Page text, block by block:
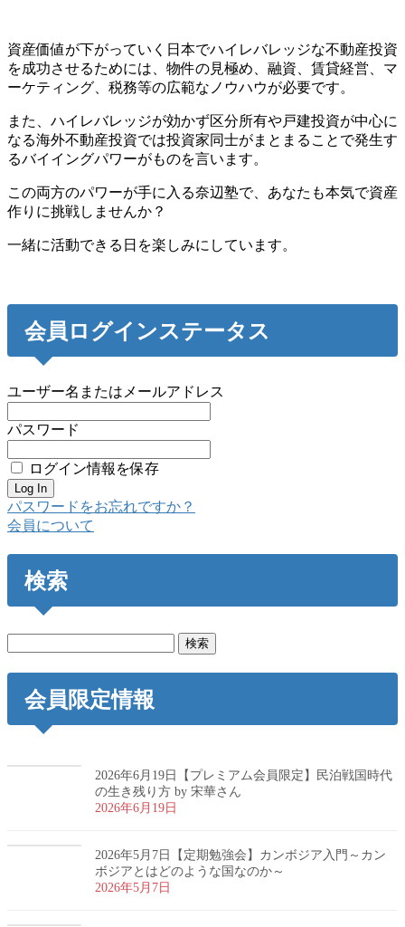
資産価値が下がっていく日本でハイレバレッジな不動産投資
を成功させるためには、物件の見極め、融資、賃貸経営、マ
ーケティング、税務等の広範なノウハウが必要です。
また、ハイレバレッジが効かず区分所有や戸建投資が中心に
なる海外不動産投資では投資家同士がまとまることで発生す
るバイイングパワーがものを言います。
この両方のパワーが手に入る奈辺塾で、あなたも本気で資産
作りに挑戦しませんか？
一緒に活動できる日を楽しみにしています。
会員ログインステータス
ユーザー名またはメールアドレス
パスワード
ログイン情報を保存
パスワードをお忘れですか？
会員について
検索
会員限定情報
2026年6月19日【プレミアム会員限定】民泊戦国時代
の生き残り方 by 宋華さん
2026年6月19日
2026年5月7日【定期勉強会】カンボジア入門～カン
ボジアとはどのような国なのか～
2026年5月7日